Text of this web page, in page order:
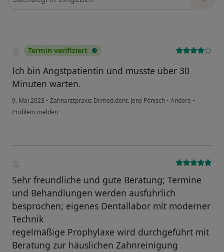
Termin verifiziert
Ich bin Angstpatientin und musste über 30
Minuten warten.
9. Mai 2023 • Zahnarztpraxis Dr.med.dent. Jens Pönisch • Andere •
Problem melden
Sehr freundliche und gute Beratung; Termine
und Behandlungen werden ausführlich
besprochen; eigenes Dentallabor mit moderner
Technik
regelmäßige Prophylaxe wird durchgeführt mit
Beratung zur häuslichen Zahnreinigung